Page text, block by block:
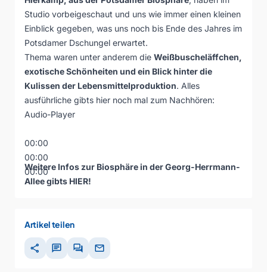
Studio vorbeigeschaut und uns wie immer einen kleinen
Einblick gegeben, was uns noch bis Ende des Jahres im
Potsdamer Dschungel erwartet.
Thema waren unter anderem die Weißbuscheläffchen,
exotische Schönheiten und ein Blick hinter die
Kulissen der Lebensmittelproduktion. Alles
ausführliche gibts hier noch mal zum Nachhören:
Audio-Player
00:00
00:00
00:00
Weitere Infos zur Biosphäre in der Georg-Herrmann-
Allee gibts HIER!
Artikel teilen
share chat forum mail